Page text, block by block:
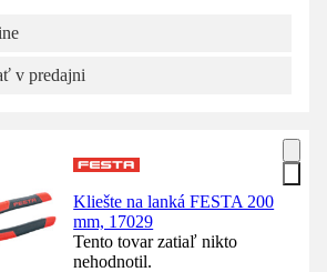
v predajni
Kliešte na lanká FESTA 200
mm, 17029
Tento tovar zatiaľ nikto
nehodnotil.